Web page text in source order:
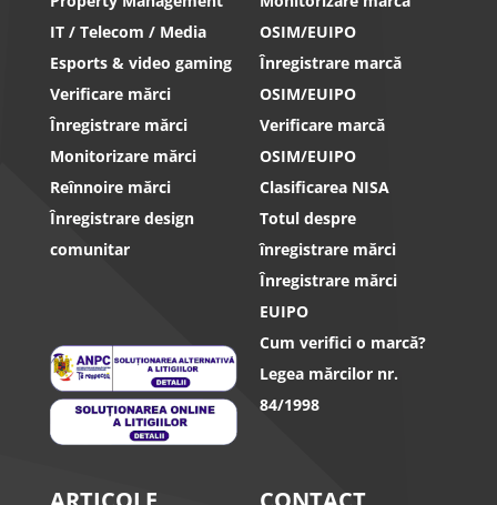
IT / Telecom / Media
Esports & video gaming
Verificare mărci
Înregistrare mărci
Monitorizare mărci
Reînnoire mărci
Înregistrare design
comunitar
OSIM/EUIPO
Înregistrare marcă
OSIM/EUIPO
Verificare marcă
OSIM/EUIPO
Clasificarea NISA
Totul despre
înregistrare mărci
Înregistrare mărci
EUIPO
Cum verifici o marcă?
Legea mărcilor nr.
84/1998